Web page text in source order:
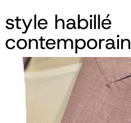
style habillé
contemporain